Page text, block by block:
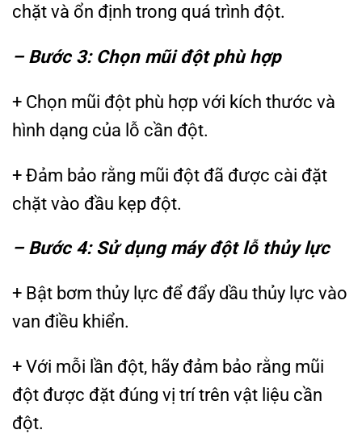
chặt và ổn định trong quá trình đột.
– Bước 3: Chọn mũi đột phù hợp
+ Chọn mũi đột phù hợp với kích thước và
hình dạng của lỗ cần đột.
+ Đảm bảo rằng mũi đột đã được cài đặt
chặt vào đầu kẹp đột.
– Bước 4: Sử dụng máy đột lỗ thủy lực
+ Bật bơm thủy lực để đẩy dầu thủy lực vào
van điều khiển.
+ Với mỗi lần đột, hãy đảm bảo rằng mũi
đột được đặt đúng vị trí trên vật liệu cần
đột.